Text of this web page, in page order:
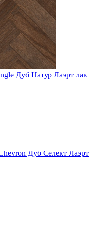
Дуб Натур Лаэрт лак
Дуб Селект Лаэрт